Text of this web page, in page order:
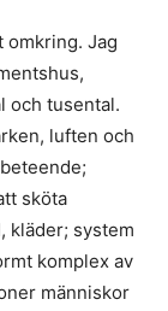
omkring. Jag
och tusental.
luften och
sköta
kläder; system
komplex av
människor